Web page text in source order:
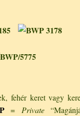
fehér keret vagy
P = Private